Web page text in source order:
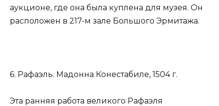
аукционе, где она была куплена для музея. Он
расположен в 217-м зале Большого Эрмитажа.
6. Рафаэль. Мадонна Конестабиле, 1504 г.
Эта ранняя работа великого Рафаэля